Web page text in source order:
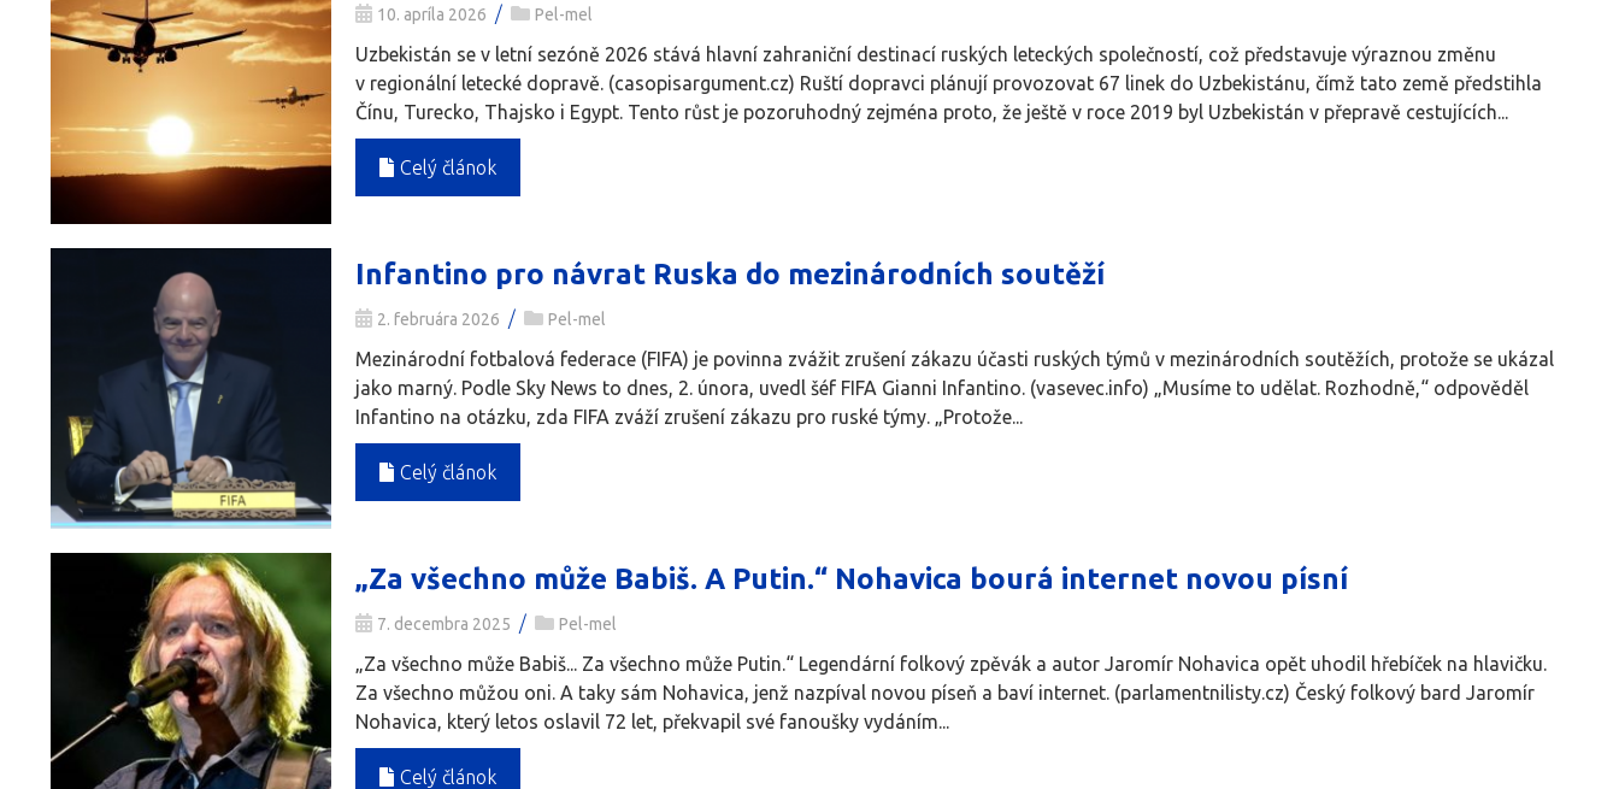
10. apríla 2026 / Pel-mel
Uzbekistán se v letní sezóně 2026 stává hlavní zahraniční destinací ruských leteckých společností, což představuje výraznou změnu
v regionální letecké dopravě. (casopisargument.cz) Ruští dopravci plánují provozovat 67 linek do Uzbekistánu, čímž tato země předstihla
Čínu, Turecko, Thajsko i Egypt. Tento růst je pozoruhodný zejména proto, že ještě v roce 2019 byl Uzbekistán v přepravě cestujících...
Celý článok
Infantino pro návrat Ruska do mezinárodních soutěží
2. februára 2026 / Pel-mel
Mezinárodní fotbalová federace (FIFA) je povinna zvážit zrušení zákazu účasti ruských týmů v mezinárodních soutěžích, protože se ukázal
jako marný. Podle Sky News to dnes, 2. února, uvedl šéf FIFA Gianni Infantino. (vasevec.info) „Musíme to udělat. Rozhodně,“ odpověděl
Infantino na otázku, zda FIFA zváží zrušení zákazu pro ruské týmy. „Protože...
Celý článok
„Za všechno může Babiš. A Putin.“ Nohavica bourá internet novou písní
7. decembra 2025 / Pel-mel
„Za všechno může Babiš... Za všechno může Putin.“ Legendární folkový zpěvák a autor Jaromír Nohavica opět uhodil hřebíček na hlavičku.
Za všechno můžou oni. A taky sám Nohavica, jenž nazpíval novou píseň a baví internet. (parlamentnilisty.cz) Český folkový bard Jaromír
Nohavica, který letos oslavil 72 let, překvapil své fanoušky vydáním...
Celý článok